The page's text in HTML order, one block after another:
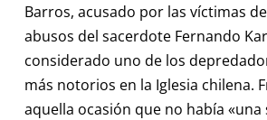
Barros, acusado por las víctimas
abusos del sacerdote Fernando
considerado uno de los
más notorios en la Iglesia chilena.
aquella ocasión que no había «una